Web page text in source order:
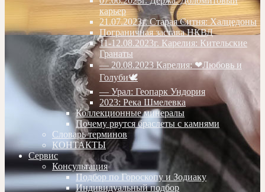
карьер
21.07.2023г. Старая Ситня: Халцедоны
Пограничная застава НКВД
11-12.08.2023г. Карелия: Кительские
Гранаты
— 20.08.2023 Карелия: ❤Любовь и
Голуби🕊
— Урал: Геопарк Ундория
2023: Река Шмелевка
Коллекционные минералы
Почему рвутся браслеты с камнями
Словарь терминов
КОНТАКТЫ
Сервис
Консультация
Подбор по Гороскопу и Зодиаку
Индивидуальный подбор